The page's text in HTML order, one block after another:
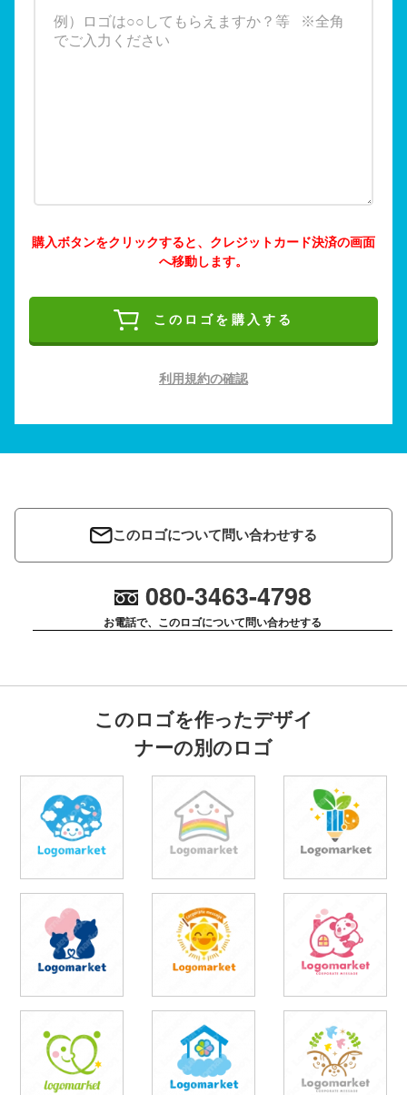
購入ボタンをクリックすると、クレジットカード決済の画面
へ移動します。
このロゴを購入する
利用規約の確認
このロゴについて問い合わせする
080-3463-4798
お電話で、このロゴについて問い合わせする
このロゴを作ったデザイ
ナーの別のロゴ